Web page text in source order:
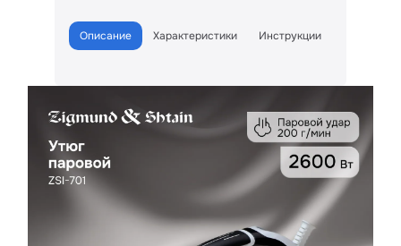
Описание Характеристики Инструкции